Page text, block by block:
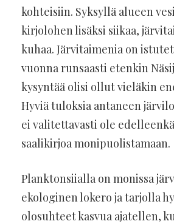
kohteisiin. Syksyllä alueen
kirjolohen lisäksi siikaa,
kuhaa. Järvitaimenia on
vuonna runsaasti etenkin
kysyntää olisi ollut vieläkin
Hyviä tuloksia antaneen
ei valitettavasti ole
saalikirjoa monipuolistamaan.
Planktonsiialla on monissa
ekologinen lokero ja tarjolla
olosuhteet kasvua ajatellen,